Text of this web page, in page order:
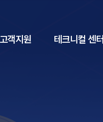
고객지원 테크니컬 센터